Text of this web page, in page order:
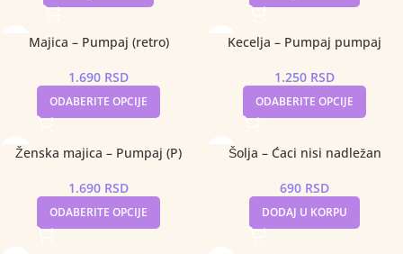
Majica – Pumpaj (retro)
1.690 RSD
ODABERITE OPCIJE
Kecelja – Pumpaj pumpaj
1.250 RSD
ODABERITE OPCIJE
Ženska majica – Pumpaj (P)
1.690 RSD
ODABERITE OPCIJE
Šolja – Ćaci nisi nadležan
690 RSD
DODAJ U KORPU